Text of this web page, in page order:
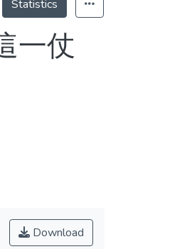
Statistics
一仗
Download